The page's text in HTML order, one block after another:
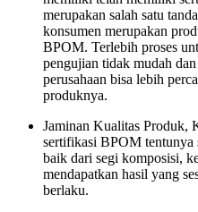
merupakan salah satu
konsumen merupakan
BPOM. Terlebih proses
pengujian tidak mudah
perusahaan bisa lebih
produknya.
Jaminan Kualitas Produk,
sertifikasi BPOM tentunya
baik dari segi komposisi,
mendapatkan hasil yang
berlaku.